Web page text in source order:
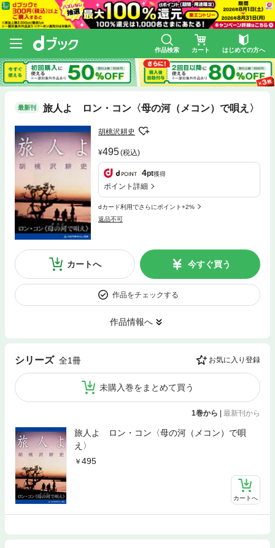
作品検索 カート はじめての方へ
最新刊 旅人よ ロン・コン〈母の河（メコン）で唄え〉
胡桃沢耕史
495(税込)
4pt獲得
ポイント詳細
dカード利用でさらにポイント+2%
返品不可
カートへ 今すぐ買う
作品をチェックする
作品情報へ
シリーズ 全1冊 お気に入り登録
未購入巻をまとめて買う
1巻から 最新刊から
旅人よ ロン・コン〈母の河（メコン）で唄
え〉
495
カートへ